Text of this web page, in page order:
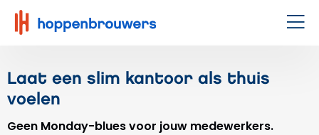
Hoppenbrouwers
|
techniek
leeft
Laat een slim kantoor als thuis
voelen
Geen Monday-blues voor jouw medewerkers.